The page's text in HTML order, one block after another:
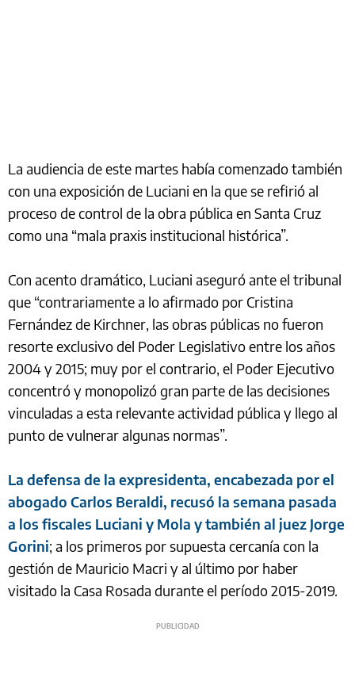
La audiencia de este martes había comenzado también
con una exposición de Luciani en la que se refirió al
proceso de control de la obra pública en Santa Cruz
como una “mala praxis institucional histórica”.
Con acento dramático, Luciani aseguró ante el tribunal
que “contrariamente a lo afirmado por Cristina
Fernández de Kirchner, las obras públicas no fueron
resorte exclusivo del Poder Legislativo entre los años
2004 y 2015; muy por el contrario, el Poder Ejecutivo
concentró y monopolizó gran parte de las decisiones
vinculadas a esta relevante actividad pública y llego al
punto de vulnerar algunas normas”.
La defensa de la expresidenta, encabezada por el
abogado Carlos Beraldi, recusó la semana pasada
a los fiscales Luciani y Mola y también al juez Jorge
Gorini; a los primeros por supuesta cercanía con la
gestión de Mauricio Macri y al último por haber
visitado la Casa Rosada durante el período 2015-2019.